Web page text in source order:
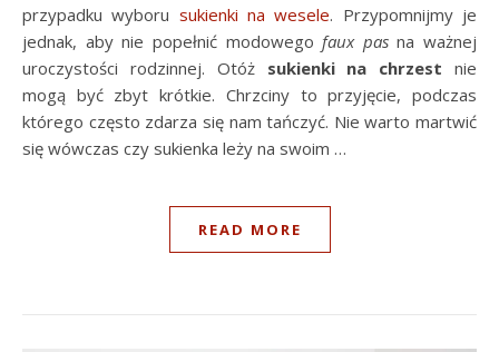
przypadku wyboru sukienki na wesele. Przypomnijmy je
jednak, aby nie popełnić modowego faux pasna ważnej
uroczystości rodzinnej. Otóż sukienki na chrzest nie
mogą być zbyt krótkie. Chrzciny to przyjęcie, podczas
którego często zdarza się nam tańczyć. Nie warto martwić
się wówczas czy sukienka leży na swoim …
READ MORE